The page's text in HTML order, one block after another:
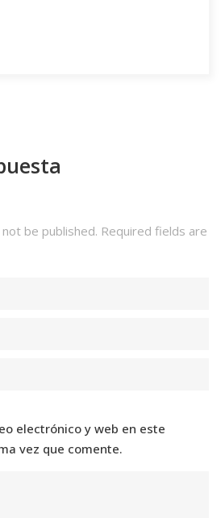
be published. Required fields are
electrónico y web en este
vez que comente.